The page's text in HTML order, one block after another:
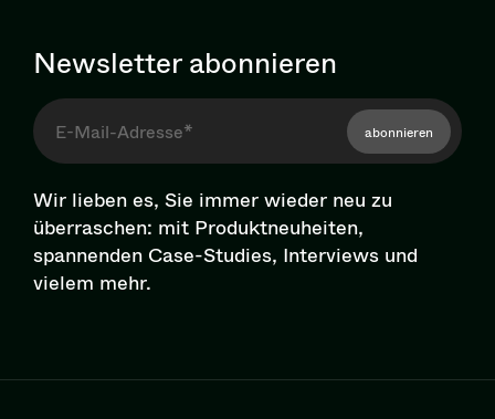
Newsletter abonnieren
abonnieren
Wir lieben es, Sie immer wieder neu zu
überraschen: mit Pro­dukt­neu­hei­ten,
spannenden Case-Studies, Interviews und
vielem mehr.